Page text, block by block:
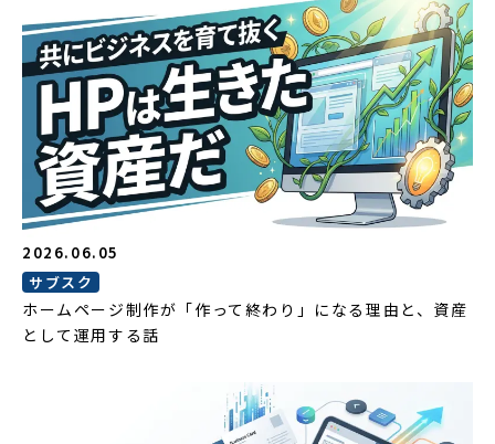
2026.06.05
サブスク
ホームページ制作が「作って終わり」になる理由と、資産
として運用する話